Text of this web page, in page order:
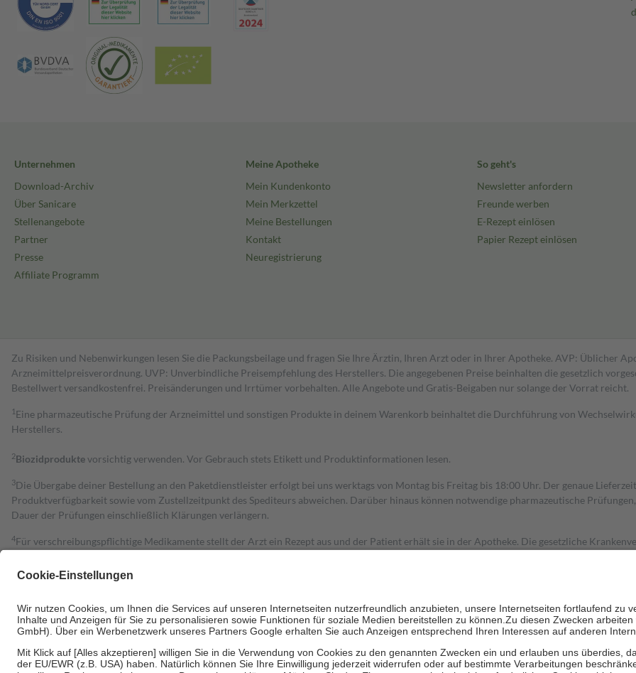
Unternehmen
Download-Archiv
Über Sanicare
Stellenangebote
Partner
Presse
Affiliate Programm
Meine Apotheke
Mein Kundenkonto
Mein Merkzettel
Meine Bestellungen
Kontakt
Neuregistrierung
So geht's
Newsletter anfordern
Freunde werben
E-Rezept einlösen
Papier Rezept einlösen
Zu Risiken und Nebenwirkungen lesen Sie die Packungsbeilage und fragen Sie Ihre Ärztin, Ihren Arzt oder in Ihrer Apotheke. AVP: Üblicher
Arzneimittelpreisverordnung. UVP: Unverbindliche Preisempfehlung des Herstellers. Die angegebenen Preise beinhalten die gesetzlich
Bestell­wert versand­kosten­frei. Preisänderungen und Irrtümer vorbehalten. Alle Angebote und Gratis-Beigaben nur solange der Vorrat reicht.
1 Eine pharmazeutische Prüfung der Arzneimittel und sonstigen Produkte in deinem Warenkorb beinhaltet die Durchführung von
Herstellers.
2Biozidproduktevorsichtig verwenden. Vor Gebrauch stets Etikett und Produktinformationen lesen.
3Die Übergabe deiner Bestellung an den Paketdienstleister erfolgt bei uns werktags von Montag bis Freitag bis 18:00 Uhr. Der genaue
Produktverfügbarkeit sowie vom Zustellzeitpunkt des Spediteurs abweichen. Darüber hinaus können notwendige pharmazeutische
Dauer der Prüfungen einschließlich Klärungen verlängern.
4Für verschreibungspflichtige Medikamente stellt der Arzt ein Rezept aus und der Patient erhält sie in der Apotheke. Die gesetzliche
Grundsätzlich leisten Mitglieder Zuzahlungen in Höhe von zehn Prozent des Abgabepreises,
Bei Heilmitteln und häuslicher Krankenpflege beträgt die Zuzahlung zehn Prozent der Kosten sowie zehn Euro je Verordnung.
Um das Engagement der Versicherten für ihre eigene Gesundheit zu stärken und die besondere Stellung der Familie zu unterstützen, fallen
• Untersuchungen zur Vorsorge und Früherkennung, die von der GKV getragen werden